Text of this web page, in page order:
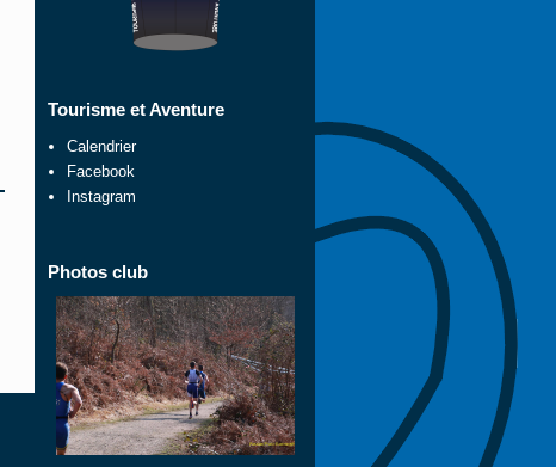
Tourisme et Aventure
Calendrier
Facebook
Instagram
Photos club